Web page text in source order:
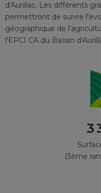
d'Aurillac. Les différents
permettront de suivre
géographique de
l'EPCI CA du Bassin
3
(3ème